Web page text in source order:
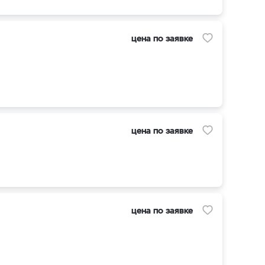
цена по заявке
цена по заявке
цена по заявке